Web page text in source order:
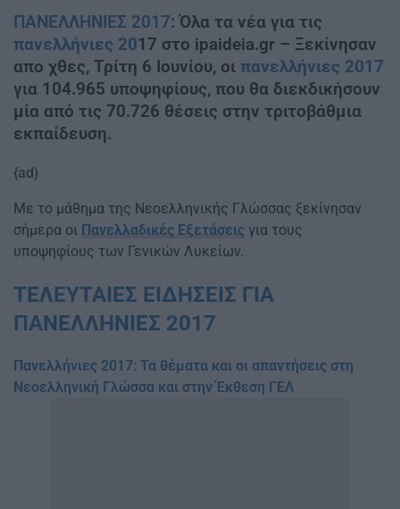
ΠΑΝΕΛΛΗΝΙΕΣ 2017: Όλα τα νέα για τις
πανελλήνιες 2017 στο ipaideia.gr – Ξεκίνησαν
απο χθες, Τρίτη 6 Ιουνίου, οι πανελλήνιες 2017
για 104.965 υποψηφίους, που θα διεκδικήσουν
μία από τις 70.726 θέσεις στην τριτοβάθμια
εκπαίδευση.
{ad}
Με το μάθημα της Νεοελληνικής Γλώσσας ξεκίνησαν
σήμερα οι Πανελλαδικές Εξετάσεις για τους
υποψηφίους των Γενικών Λυκείων.
ΤΕΛΕΥΤΑΙΕΣ ΕΙΔΗΣΕΙΣ ΓΙΑ
ΠΑΝΕΛΛΗΝΙΕΣ 2017
Πανελλήνιες 2017: Τα θέματα και οι απαντήσεις στη
Νεοελληνική Γλώσσα και στην Έκθεση ΓΕΛ